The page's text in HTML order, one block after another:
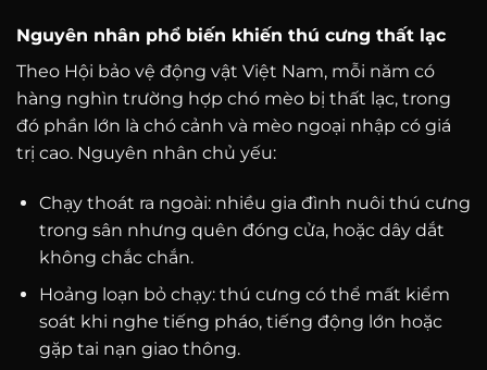
Nguyên nhân phổ biến khiến thú cưng thất lạc
Theo Hội bảo vệ động vật Việt Nam, mỗi năm có
hàng nghìn trường hợp chó mèo bị thất lạc, trong
đó phần lớn là chó cảnh và mèo ngoại nhập có giá
trị cao. Nguyên nhân chủ yếu:
Chạy thoát ra ngoài: nhiều gia đình nuôi thú cưng
trong sân nhưng quên đóng cửa, hoặc dây dắt
không chắc chắn.
Hoảng loạn bỏ chạy: thú cưng có thể mất kiểm
soát khi nghe tiếng pháo, tiếng động lớn hoặc
gặp tai nạn giao thông.